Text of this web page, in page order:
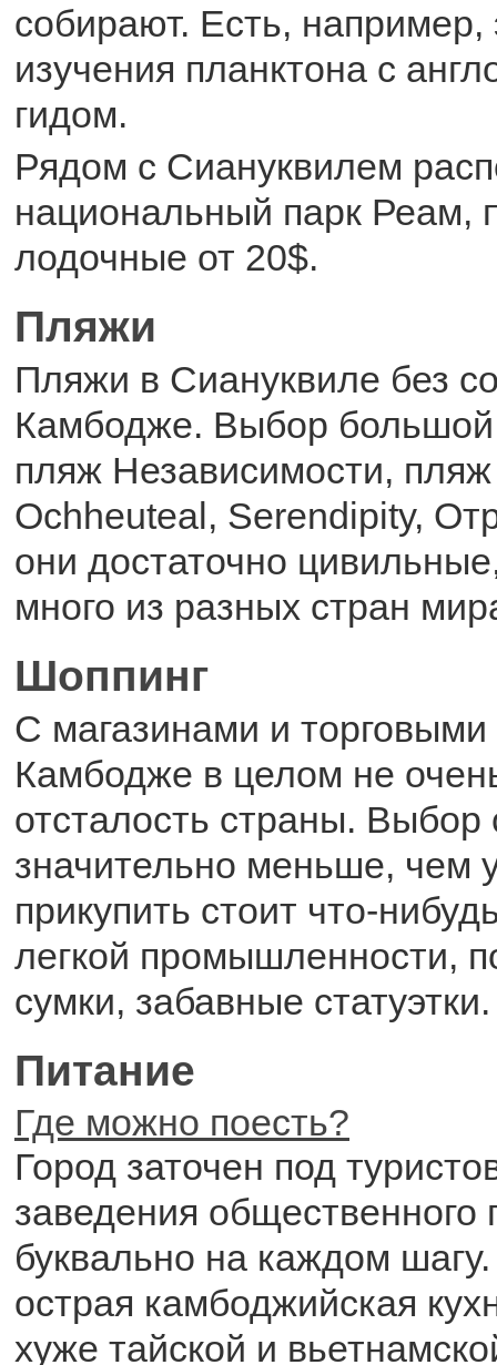
собирают. Есть, например,
изучения планктона с
гидом.
Рядом с Сиануквилем
национальный парк Реам,
лодочные от 20$.
Пляжи
Пляжи в Сиануквиле без
Камбодже. Выбор
пляж Независимости,
Ochheuteal, Serendipity,
они достаточно
много из разных стран
Шоппинг
С магазинами и
Камбодже в целом не
отсталость страны. Выбор
значительно меньше, чем
прикупить стоит что-
легкой промышленности,
сумки, забавные статуэтки.
Питание
Где можно поесть?
Город заточен под
заведения общественного
буквально на каждом
острая камбоджийская
хуже тайской и